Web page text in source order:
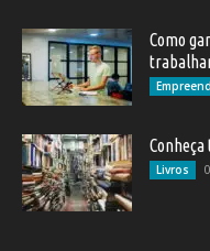
Como
Livros